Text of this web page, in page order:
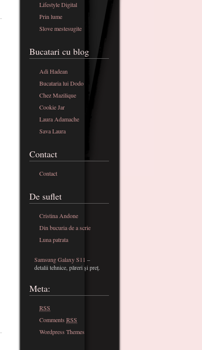
Lifestyle Digital
Prin lume
Slove mestesugite
Bucatari cu blog
Adi Hadean
Bucataria lui Dodo
Chez Mazilique
Cookie Jar
Laura Adamache
Sava Laura
Contact
Contact
De suflet
Cristina Andone
Din bucuria de a scrie
Luna patrata
Samsung Galaxy S11 –
detalii tehnice, păreri și preț.
Meta:
RSS
Comments RSS
Wordpress Themes